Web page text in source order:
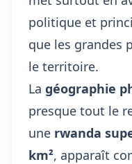
politique et
que les grandes
le territoire.
La géographie
presque tout le
une rwanda
km², apparaît